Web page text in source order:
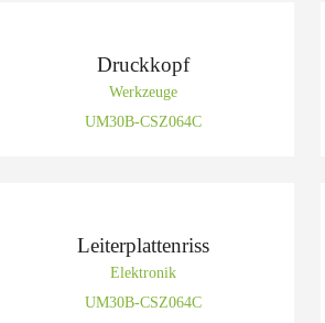
Druckkopf
Werkzeuge
UM30B-CSZ064C
Leiterplattenriss
Elektronik
UM30B-CSZ064C